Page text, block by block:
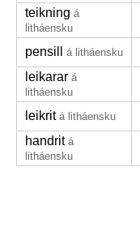
teikning á
litháensku
pensill á litháensku
leikarar á
litháensku
leikrit á litháensku
handrit á
litháensku